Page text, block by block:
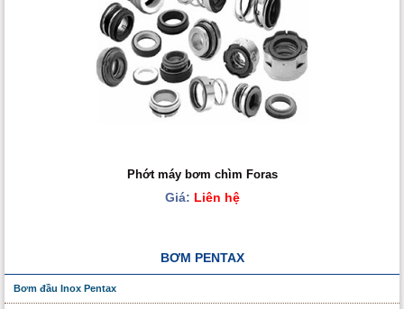
Phớt máy bơm chìm Foras
Giá: Liên hệ
BƠM PENTAX
Bơm đầu Inox Pentax